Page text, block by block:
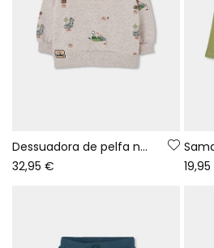
Dessuadora de pelfa nen beix estampat aventura
32,95 €